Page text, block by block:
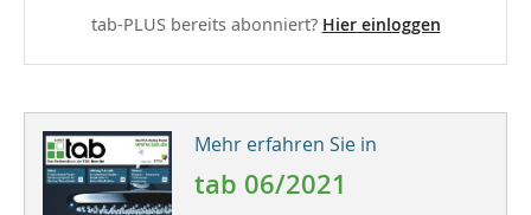
tab-PLUS bereits abonniert? Hier einloggen
Mehr erfahren Sie in
tab 06/2021